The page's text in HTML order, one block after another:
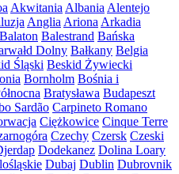
Akwitania Albania Alentejo
Anglia Ariona Arkadia
Balaton Balestrand Bańska
Dolny Bałkany Belgia
Śląski Beskid Żywiecki
Bornholm Bośnia i
Bratysława Budapeszt
Sardão Carpineto Romano
Ciężkowice Cinque Terre
Czechy Czersk Czeski
Dodekanez Dolina Loary
Dubaj Dublin Dubrovnik